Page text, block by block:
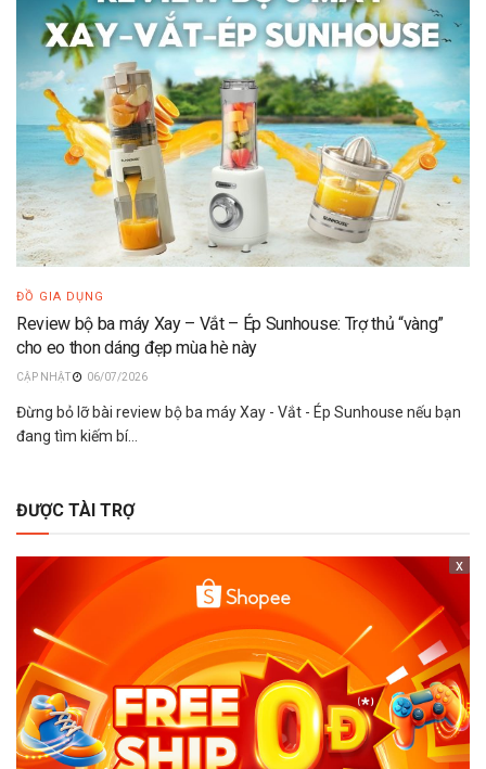
ĐỒ GIA DỤNG
Review bộ ba máy Xay – Vắt – Ép Sunhouse: Trợ thủ “vàng”
cho eo thon dáng đẹp mùa hè này
06/07/2026
Đừng bỏ lỡ bài review bộ ba máy Xay - Vắt - Ép Sunhouse nếu bạn
đang tìm kiếm bí...
ĐƯỢC TÀI TRỢ
x